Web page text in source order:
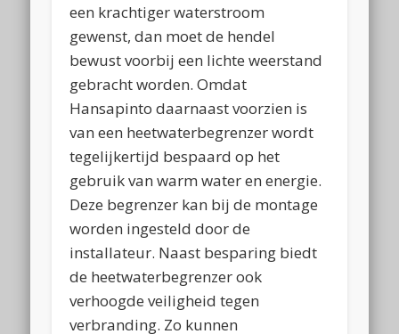
een krachtiger waterstroom
gewenst, dan moet de hendel
bewust voorbij een lichte weerstand
gebracht worden. Omdat
Hansapinto daarnaast voorzien is
van een heetwaterbegrenzer wordt
tegelijkertijd bespaard op het
gebruik van warm water en energie.
Deze begrenzer kan bij de montage
worden ingesteld door de
installateur. Naast besparing biedt
de heetwaterbegrenzer ook
verhoogde veiligheid tegen
verbranding. Zo kunnen